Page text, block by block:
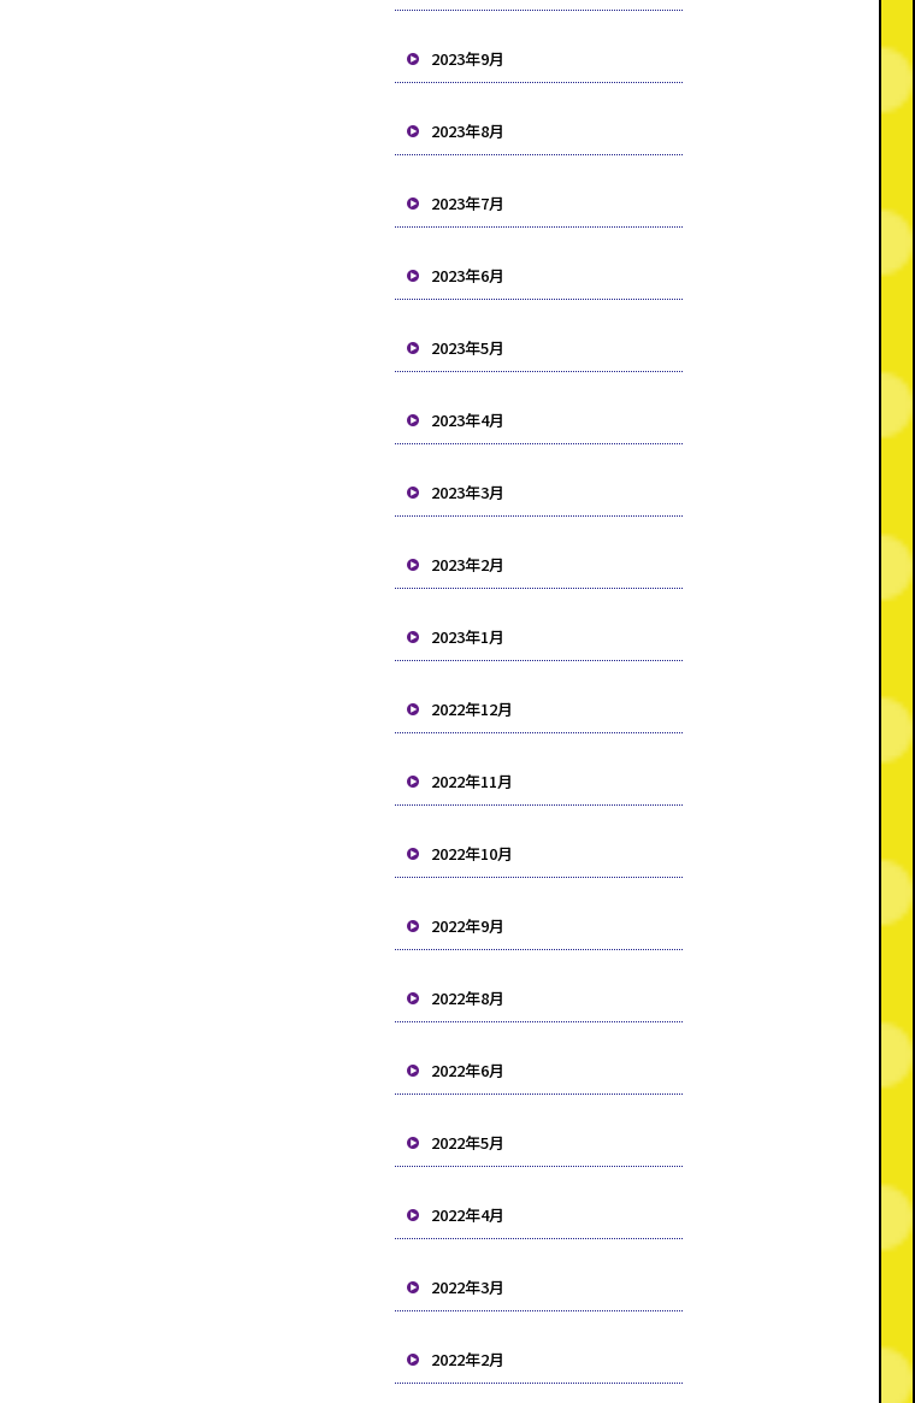
2023年9月
2023年8月
2023年7月
2023年6月
2023年5月
2023年4月
2023年3月
2023年2月
2023年1月
2022年12月
2022年11月
2022年10月
2022年9月
2022年8月
2022年6月
2022年5月
2022年4月
2022年3月
2022年2月